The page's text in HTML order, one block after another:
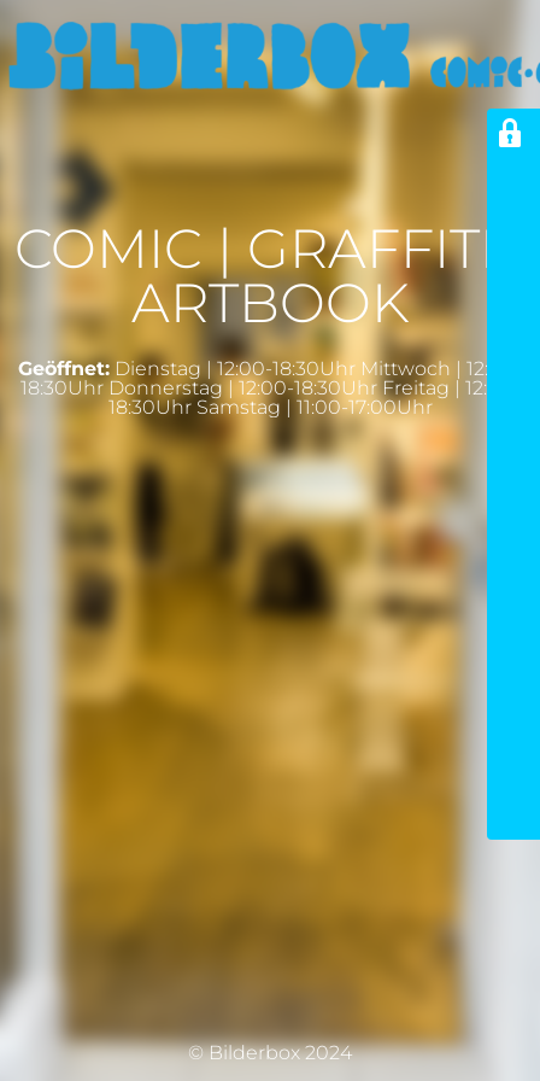
COMIC | GRAFFITI |
ARTBOOK
Geöffnet: Dienstag | 12:00-18:30Uhr Mittwoch | 12:00-
18:30Uhr Donnerstag | 12:00-18:30Uhr Freitag | 12:00-
18:30Uhr Samstag | 11:00-17:00Uhr
© Bilderbox 2024